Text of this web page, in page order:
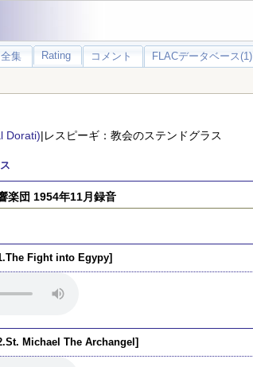
全集 Rating コメント FLACデータベース(1)
Dorati)|レスピーギ：教会のステンドグラス
楽団 1954年11月録音
Fight into Egypy]
Michael The Archangel]